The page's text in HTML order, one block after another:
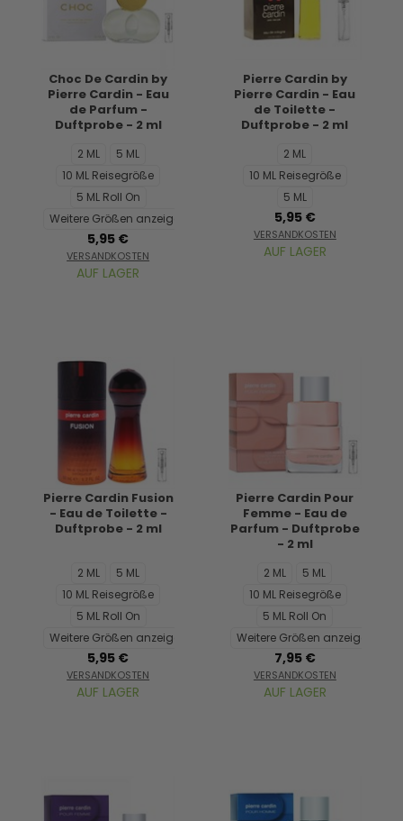
Choc De Cardin by
Pierre Cardin - Eau
de Parfum -
Duftprobe - 2 ml
2 ML
5 ML
10 ML Reisegröße
5 ML Roll On
Weitere Größen anzeigen...
5,95 €
VERSANDKOSTEN
AUF LAGER
Pierre Cardin by
Pierre Cardin - Eau
de Toilette -
Duftprobe - 2 ml
2 ML
10 ML Reisegröße
5 ML
5,95 €
VERSANDKOSTEN
AUF LAGER
Pierre Cardin Fusion
- Eau de Toilette -
Duftprobe - 2 ml
2 ML
5 ML
10 ML Reisegröße
5 ML Roll On
Weitere Größen anzeigen...
5,95 €
VERSANDKOSTEN
AUF LAGER
Pierre Cardin Pour
Femme - Eau de
Parfum - Duftprobe
- 2 ml
2 ML
5 ML
10 ML Reisegröße
5 ML Roll On
Weitere Größen anzeigen...
7,95 €
VERSANDKOSTEN
AUF LAGER